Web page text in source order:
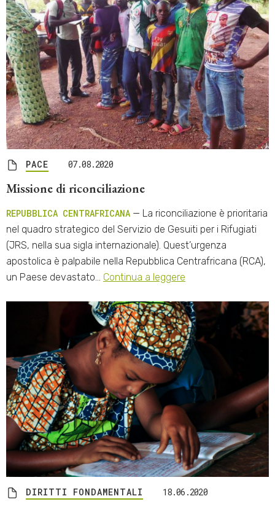
PACE 07.08.2020
Missione di riconciliazione
REPUBBLICA CENTRAFRICANA — La riconciliazione è prioritaria
nel quadro strategico del Servizio de Gesuiti per i Rifugiati
(JRS, nella sua sigla internazionale). Quest’urgenza
apostolica è palpabile nella Repubblica Centrafricana (RCA),
un Paese devastato… Continua a leggere
DIRITTI FONDAMENTALI 18.06.2020